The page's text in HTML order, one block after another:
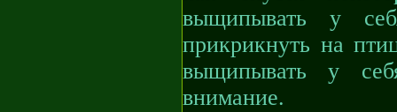
выщипывать у
прикрикнуть на
выщипывать у
внимание.